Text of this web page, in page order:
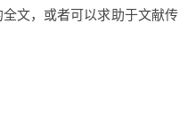
文，或者可以求助于文献传